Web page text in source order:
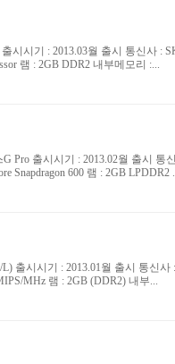
시시기 : 2013.03월 출시 통신사 :
램 : 2GB DDR2 내부메모리 :...
Pro 출시시기 : 2013.02월 출시 통
Snapdragon 600 램 : 2GB LPDDR2
출시시기 : 2013.01월 출시 통신
MHz 램 : 2GB (DDR2) 내부...